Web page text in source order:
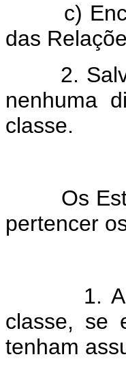
c)
das
2. Salvo
nenhuma
classe.
Os
pertencer
1. A
classe, se
tenham